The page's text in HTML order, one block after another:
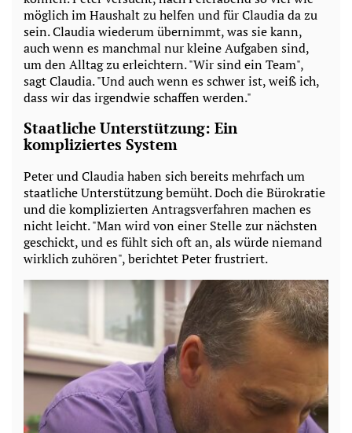
möglich im Haushalt zu helfen und für Claudia da zu
sein. Claudia wiederum übernimmt, was sie kann,
auch wenn es manchmal nur kleine Aufgaben sind,
um den Alltag zu erleichtern. "Wir sind ein Team",
sagt Claudia. "Und auch wenn es schwer ist, weiß ich,
dass wir das irgendwie schaffen werden."
Staatliche Unterstützung: Ein
kompliziertes System
Peter und Claudia haben sich bereits mehrfach um
staatliche Unterstützung bemüht. Doch die Bürokratie
und die komplizierten Antragsverfahren machen es
nicht leicht. "Man wird von einer Stelle zur nächsten
geschickt, und es fühlt sich oft an, als würde niemand
wirklich zuhören", berichtet Peter frustriert.